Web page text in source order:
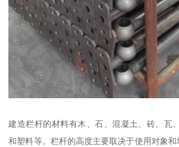
建造栏杆的材料有木、石、混凝土、砖、瓦
和塑料等。栏杆的高度主要取决于使用对象和